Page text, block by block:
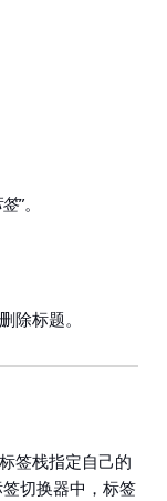
”。
除标题。
签栈指定自己的
切换器中，标签